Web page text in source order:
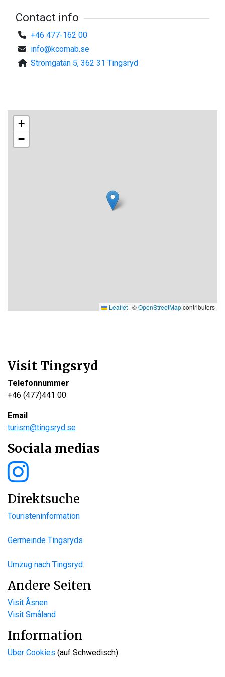
Contact info
+46 477-162 00
info@kcomab.se
Strömgatan 5, 362 31 Tingsryd
+
−
Leaflet | ©OpenStreetMapcontributors
Visit Tingsryd
Telefonnummer
+46 (477)441 00
Email
turism@tingsryd.se
Sociala medias
Direktsuche
Touristeninformation
Germeinde Tingsryds
Umzug nach Tingsryd
Andere Seiten
Visit Åsnen
Visit Småland
Information
Über Cookies (auf Schwedisch)